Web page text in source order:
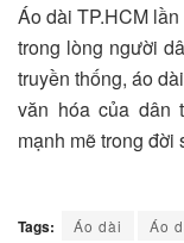
Áo dài TP.HCM
trong lòng người
truyền thống, áo
văn hóa của dân
mạnh mẽ trong đời
Tags: Áo dài Áo